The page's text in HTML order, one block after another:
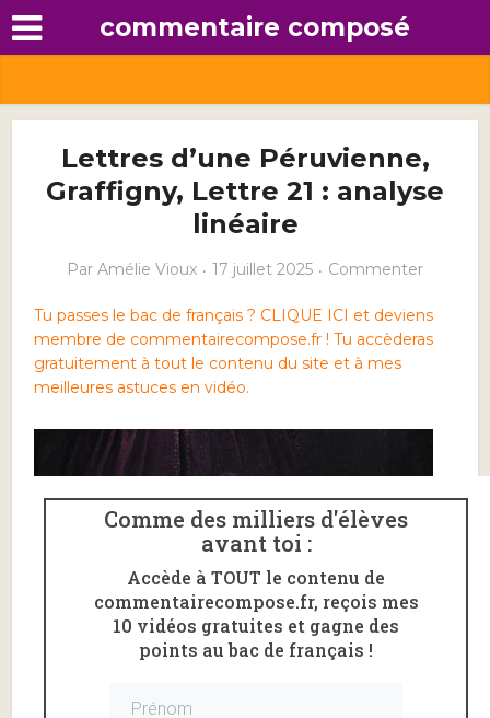
commentaire composé
Lettres d’une Péruvienne,
Graffigny, Lettre 21 : analyse
linéaire
Par Amélie Vioux 17 juillet 2025 Commenter
Tu passes le bac de français ? CLIQUE ICI et deviens
membre de commentairecompose.fr ! Tu accèderas
gratuitement à tout le contenu du site et à mes
meilleures astuces en vidéo.
Comme des milliers d'élèves
avant toi :
Accède à TOUT le contenu de
commentairecompose.fr, reçois mes
10 vidéos gratuites et gagne des
points au bac de français !